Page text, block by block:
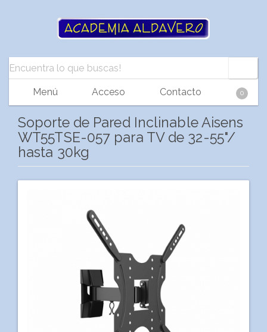
Menú Acceso Contacto 0
Soporte de Pared Inclinable Aisens
WT55TSE-057 para TV de 32-55"/
hasta 30kg